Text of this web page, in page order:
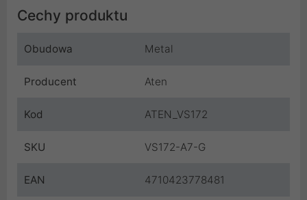
Cechy produktu
Obudowa Metal
Producent Aten
Kod ATEN_VS172
SKU VS172-A7-G
EAN 4710423778481